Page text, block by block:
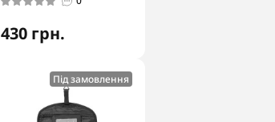
430 грн.
Під замовлення